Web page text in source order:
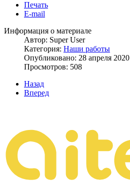
Печать
E-mail
Информация о материале
Автор: Super User
Категория: Наши работы
Опубликовано: 28 апреля 2020
Просмотров: 508
Назад
Вперед